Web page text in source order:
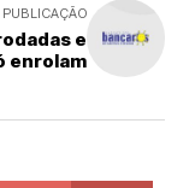
e
enrolam